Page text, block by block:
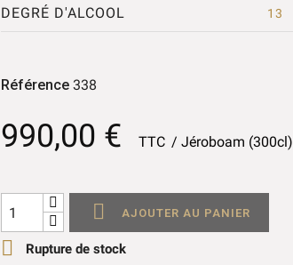
DEGRÉ D'ALCOOL 13
Référence 338
990,00 € TTC Jéroboam (300cl)
 AJOUTER AU PANIER
 Rupture de stock